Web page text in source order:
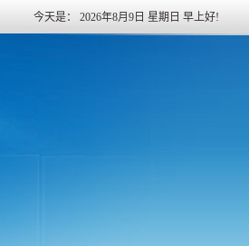
今天是： 2026年8月9日 星期日 早上好!